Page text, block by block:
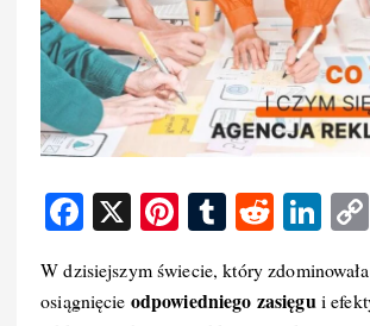
F
c
X
Pi
er
T
m
R
d
Li
k
W dzisiejszym świecie, który
osiągnięcie odpowiedniego zasięgui